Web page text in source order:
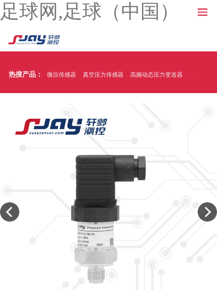
足球网,足球（中国）
热搜产品： 微压传感器 真空压力传感器 高频动态压力变送器 温压一体